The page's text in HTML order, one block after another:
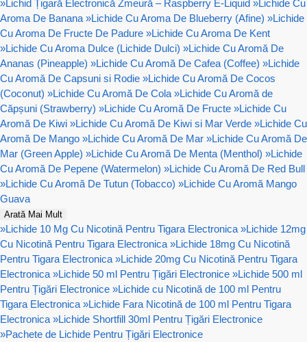
»Lichid Țigară Electronică Zmeură – Raspberry E-Liquid »Lichide Cu
Aroma De Banana »Lichide Cu Aroma De Blueberry (Afine) »Lichide
Cu Aroma De Fructe De Padure »Lichide Cu Aroma De Kent
»Lichide Cu Aroma Dulce (Lichide Dulci) »Lichide Cu Aromă De
Ananas (Pineapple) »Lichide Cu Aromă De Cafea (Coffee) »Lichide
Cu Aromă De Capsuni si Rodie »Lichide Cu Aromă De Cocos
(Coconut) »Lichide Cu Aromă De Cola »Lichide Cu Aromă de
Căpșuni (Strawberry) »Lichide Cu Aromă De Fructe »Lichide Cu
Aromă De Kiwi »Lichide Cu Aromă De Kiwi si Mar Verde »Lichide Cu
Aromă De Mango »Lichide Cu Aromă De Mar »Lichide Cu Aromă De
Mar (Green Apple) »Lichide Cu Aromă De Menta (Menthol) »Lichide
Cu Aromă De Pepene (Watermelon) »Lichide Cu Aromă De Red Bull
»Lichide Cu Aromă De Tutun (Tobacco) »Lichide Cu Aromă Mango
Guava
Arată Mai Mult
»Lichide 10 Mg Cu Nicotină Pentru Tigara Electronica »Lichide 12mg
Cu Nicotină Pentru Tigara Electronica »Lichide 18mg Cu Nicotină
Pentru Tigara Electronica »Lichide 20mg Cu Nicotină Pentru Tigara
Electronica »Lichide 50 ml Pentru Țigări Electronice »Lichide 500 ml
Pentru Țigări Electronice »Lichide cu Nicotină de 100 ml Pentru
Tigara Electronica »Lichide Fara Nicotină de 100 ml Pentru Tigara
Electronica »Lichide Shortfill 30ml Pentru Țigări Electronice
»Pachete de Lichide Pentru Țigări Electronice